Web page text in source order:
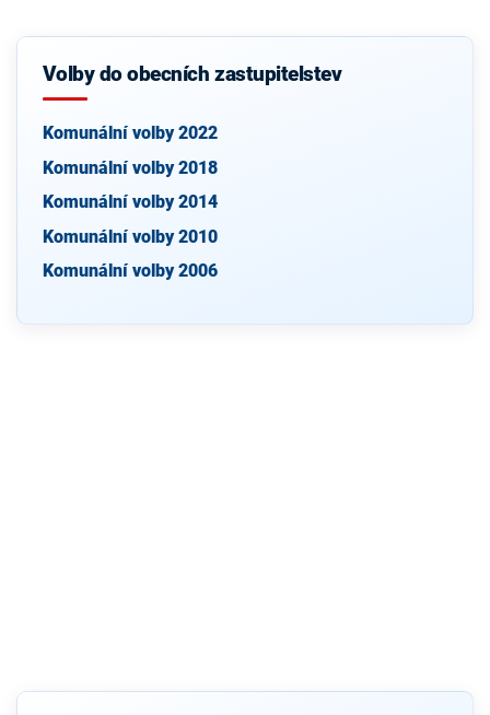
Volby do obecních zastupitelstev
Komunální volby 2022
Komunální volby 2018
Komunální volby 2014
Komunální volby 2010
Komunální volby 2006